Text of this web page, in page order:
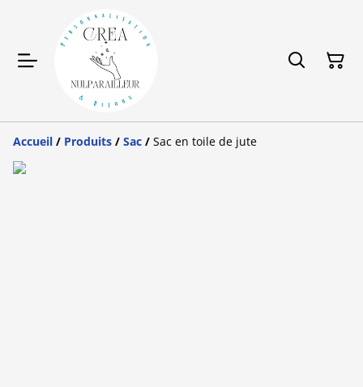
Accueil / Produits / Sac / Sac en toile de jute